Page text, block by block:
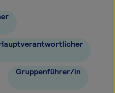
Gruppenführer/in